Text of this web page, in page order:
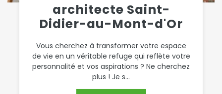
architecte Saint-
Didier-au-Mont-d'Or
Vous cherchez à transformer votre espace
de vie en un véritable refuge qui reflète votre
personnalité et vos aspirations ? Ne cherchez
plus ! Je s...